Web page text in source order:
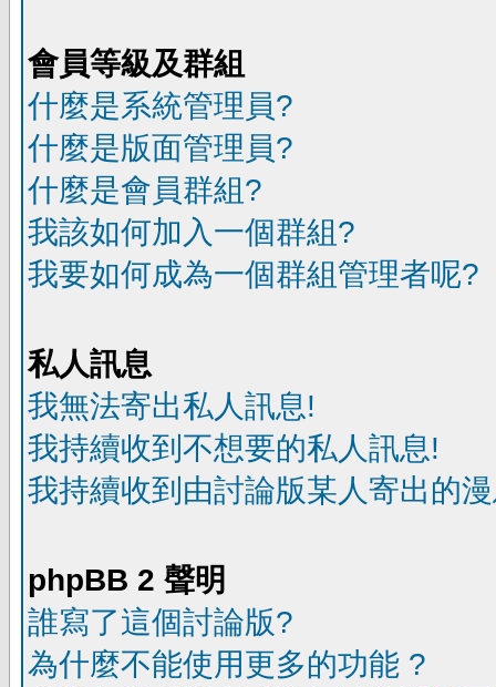
會員等級及群組
什麼是系統管理員?
什麼是版面管理員?
什麼是會員群組?
我該如何加入一個群組?
我要如何成為一個群組管理者呢?
私人訊息
我無法寄出私人訊息!
我持續收到不想要的私人訊息!
我持續收到由討論版某人寄出的
phpBB 2 聲明
誰寫了這個討論版?
為什麼不能使用更多的功能 ?